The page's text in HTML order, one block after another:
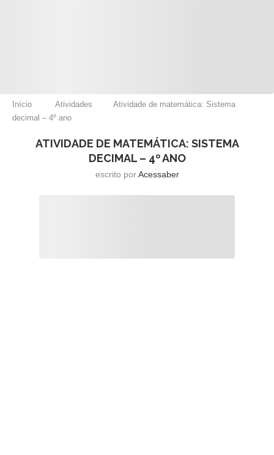
Início Atividades
Atividade de matemática: Sistema
decimal – 4º ano
ATIVIDADE DE MATEMÁTICA: SISTEMA
DECIMAL – 4º ANO
escrito porAcessaber